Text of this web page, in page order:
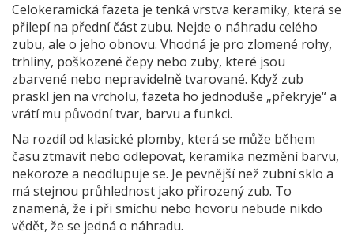
Celokeramická fazeta je tenká vrstva keramiky, která se
přilepí na přední část zubu. Nejde o náhradu celého
zubu, ale o jeho obnovu. Vhodná je pro zlomené rohy,
trhliny, poškozené čepy nebo zuby, které jsou
zbarvené nebo nepravidelně tvarované. Když zub
praskl jen na vrcholu, fazeta ho jednoduše „překryje“ a
vrátí mu původní tvar, barvu a funkci.
Na rozdíl od klasické plomby, která se může během
času ztmavit nebo odlepovat, keramika nezmění barvu,
nekoroze a neodlupuje se. Je pevnější než zubní sklo a
má stejnou průhlednost jako přirozený zub. To
znamená, že i při smíchu nebo hovoru nebude nikdo
vědět, že se jedná o náhradu.